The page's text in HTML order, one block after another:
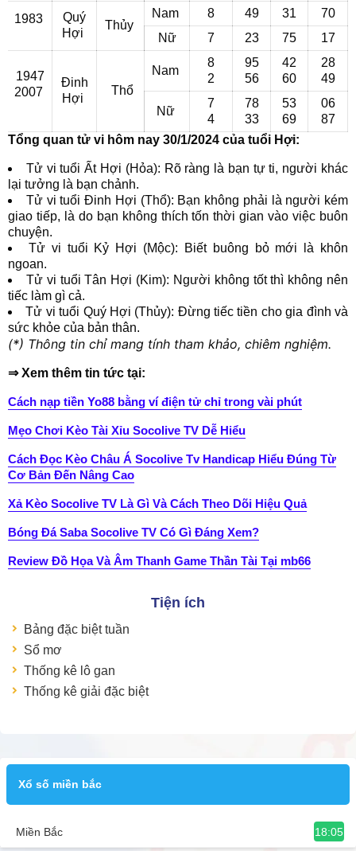
1983
Quý
Hợi
Thủy
Nam 8 49 31
70
Nữ
7 23 75 17
1947
2007
Đinh
Hợi
Thổ
Nam
8
2
95
56
42
60
28
49
Nữ
7
4
78
33
53
69
06
87
Tổng quan tử vi hôm nay 30/1/2024 của tuổi Hợi:
Tử vi tuổi Ất Hợi (Hỏa): Rõ ràng là bạn tự ti, người khác
lại tưởng là bạn chảnh.
Tử vi tuổi Đinh Hợi (Thổ): Bạn không phải là người kém
giao tiếp, là do bạn không thích tốn thời gian vào việc buôn
chuyện.
Tử vi tuổi Kỷ Hợi (Mộc): Biết buông bỏ mới là khôn
ngoan.
Tử vi tuổi Tân Hợi (Kim): Người không tốt thì không nên
tiếc làm gì cả.
Tử vi tuổi Quý Hợi (Thủy): Đừng tiếc tiền cho gia đình và
sức khỏe của bản thân.
(*) Thông tin chỉ mang tính tham khảo, chiêm nghiệm.
⇒ Xem thêm tin tức tại:
Cách nạp tiền Yo88 bằng ví điện tử chỉ trong vài phút
Mẹo Chơi Kèo Tài Xỉu Socolive TV Dễ Hiểu
Cách Đọc Kèo Châu Á Socolive Tv Handicap Hiểu Đúng Từ
Cơ Bản Đến Nâng Cao
Xả Kèo Socolive TV Là Gì Và Cách Theo Dõi Hiệu Quả
Bóng Đá Saba Socolive TV Có Gì Đáng Xem?
Review Đồ Họa Và Âm Thanh Game Thần Tài Tại mb66
Tiện ích
Bảng đặc biệt tuần
Sổ mơ
Thống kê lô gan
Thống kê giải đặc biệt
Xổ số miền bắc
Miền Bắc 18:05